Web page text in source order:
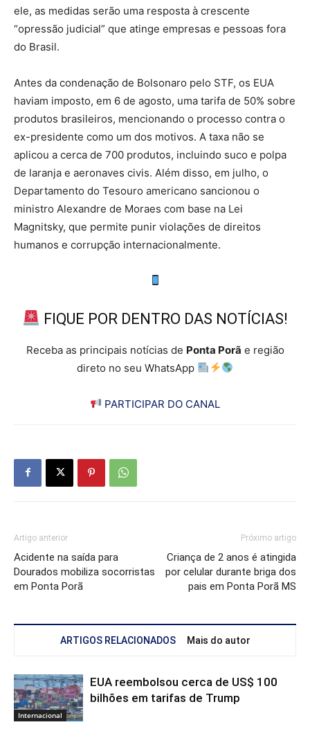
ele, as medidas serão uma resposta à crescente
“opressão judicial” que atinge empresas e pessoas fora
do Brasil.
Antes da condenação de Bolsonaro pelo STF, os EUA
haviam imposto, em 6 de agosto, uma tarifa de 50% sobre
produtos brasileiros, mencionando o processo contra o
ex-presidente como um dos motivos. A taxa não se
aplicou a cerca de 700 produtos, incluindo suco e polpa
de laranja e aeronaves civis. Além disso, em julho, o
Departamento do Tesouro americano sancionou o
ministro Alexandre de Moraes com base na Lei
Magnitsky, que permite punir violações de direitos
humanos e corrupção internacionalmente.
FIQUE POR DENTRO DAS NOTÍCIAS!
Receba as principais notícias de Ponta Porã e região
direto no seu WhatsApp
PARTICIPAR DO CANAL
Artigo anterior
Acidente na saída para
Dourados mobiliza socorristas
em Ponta Porã
Próximo artigo
Criança de 2 anos é atingida
por celular durante briga dos
pais em Ponta Porã MS
ARTIGOS RELACIONADOS Mais do autor
Internacional
EUA reembolsou cerca de US$ 100
bilhões em tarifas de Trump